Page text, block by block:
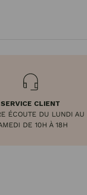
SERVICE CLIENT
ÉCOUTE DU LUNDI AU
DE 10H À 18H